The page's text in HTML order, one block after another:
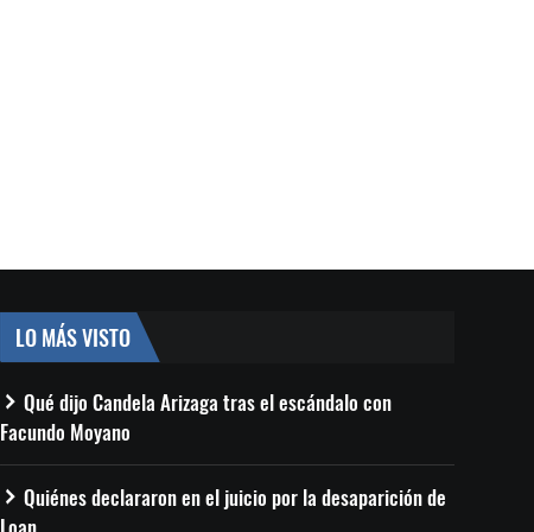
LO MÁS VISTO
Qué dijo Candela Arizaga tras el escándalo con
Facundo Moyano
Quiénes declararon en el juicio por la desaparición de